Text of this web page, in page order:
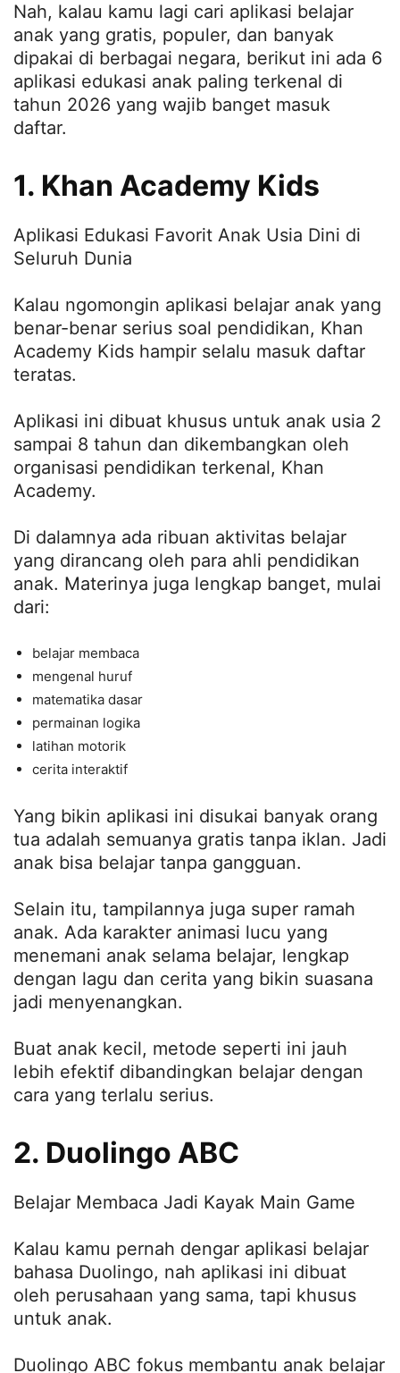
Nah, kalau kamu lagi cari aplikasi belajar
anak yang gratis, populer, dan banyak
dipakai di berbagai negara, berikut ini ada 6
aplikasi edukasi anak paling terkenal di
tahun 2026 yang wajib banget masuk
daftar.
1. Khan Academy Kids
Aplikasi Edukasi Favorit Anak Usia Dini di
Seluruh Dunia
Kalau ngomongin aplikasi belajar anak yang
benar-benar serius soal pendidikan, Khan
Academy Kids hampir selalu masuk daftar
teratas.
Aplikasi ini dibuat khusus untuk anak usia 2
sampai 8 tahun dan dikembangkan oleh
organisasi pendidikan terkenal, Khan
Academy.
Di dalamnya ada ribuan aktivitas belajar
yang dirancang oleh para ahli pendidikan
anak. Materinya juga lengkap banget, mulai
dari:
belajar membaca
mengenal huruf
matematika dasar
permainan logika
latihan motorik
cerita interaktif
Yang bikin aplikasi ini disukai banyak orang
tua adalah semuanya gratis tanpa iklan. Jadi
anak bisa belajar tanpa gangguan.
Selain itu, tampilannya juga super ramah
anak. Ada karakter animasi lucu yang
menemani anak selama belajar, lengkap
dengan lagu dan cerita yang bikin suasana
jadi menyenangkan.
Buat anak kecil, metode seperti ini jauh
lebih efektif dibandingkan belajar dengan
cara yang terlalu serius.
2. Duolingo ABC
Belajar Membaca Jadi Kayak Main Game
Kalau kamu pernah dengar aplikasi belajar
bahasa Duolingo, nah aplikasi ini dibuat
oleh perusahaan yang sama, tapi khusus
untuk anak.
Duolingo ABC fokus membantu anak belajar